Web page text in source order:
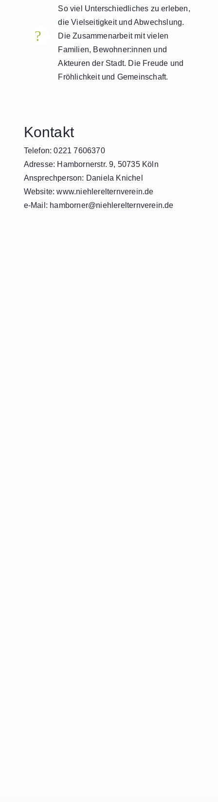
?!
So viel Unterschiedliches zu erleben,
die Vielseitigkeit und Abwechslung.
Die Zusammenarbeit mit vielen
Familien, Bewohner:innen und
Akteuren der Stadt. Die Freude und
Fröhlichkeit und Gemeinschaft.
Kontakt
Telefon: 0221 7606370
Adresse: Hambornerstr. 9, 50735 Köln
Ansprechperson: Daniela Knichel
Website:www.niehlerelternverein.de
e-Mail: hamborner@niehlerelternverein.de